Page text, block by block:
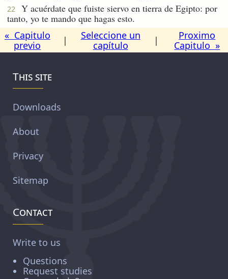
22
Y acuérdate que fuiste siervo en tierra de Egipto: por
tanto, yo te mando que hagas esto.
« Capitulo
previo
|
Seleccione un
capítulo
|
Proximo
Capitulo »
This site
Downloads
About
Privacy
Sitemap
Contact
Write to us
Questions
Request studies